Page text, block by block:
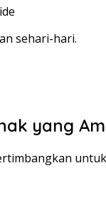
sehari-hari.
yang